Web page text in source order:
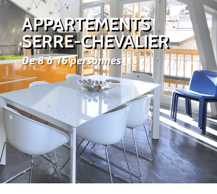
APPARTEMENTS
SERRE-CHEVALIER
De 8 à 16 personnes